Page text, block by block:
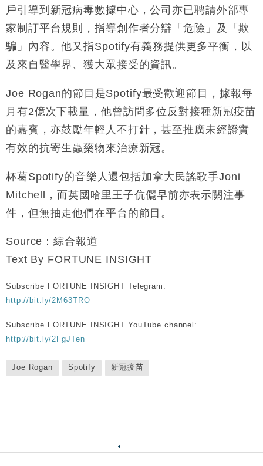
12:44
財經｜日本春季三度入市撐日圓 4月單日斥6.28萬億
日圓干預創新高
11:12
國際｜特朗普料美伊戰事快結束 承認部分彈藥庫存緊
張
15:59
財經｜SA售股自救後再出手 斥4億美元押注未上市公
戶引導到新冠病毒數據中心，公司亦已聘請外部專
家制訂平台規則，指導創作者分辯「危險」及「欺
騙」內容。他又指Spotify有義務提供更多平衡，以
及來自醫學界、獲大眾接受的資訊。
Joe Rogan的節目是Spotify最受歡迎節目，據報每
月有2億次下載量，他曾訪問多位反對接種新冠疫苗
的嘉賓，亦鼓勵年輕人不打針，甚至推廣未經證實
有效的抗寄生蟲藥物來治療新冠。
杯葛Spotify的音樂人還包括加拿大民謠歌手Joni
Mitchell，而英國哈里王子伉儷早前亦表示關注事
件，但無抽走他們在平台的節目。
Source：綜合報道
Text By FORTUNE INSIGHT
Subscribe FORTUNE INSIGHT Telegram:
http://bit.ly/2M63TRO
Subscribe FORTUNE INSIGHT YouTube channel:
http://bit.ly/2FgJTen
Joe Rogan Spotify 新冠疫苗